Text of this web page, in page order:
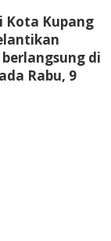
Kota Kupang
di
Rabu, 9